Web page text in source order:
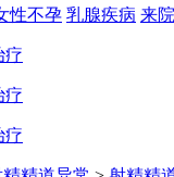
性不孕 乳腺疾病 来
疗
疗
疗